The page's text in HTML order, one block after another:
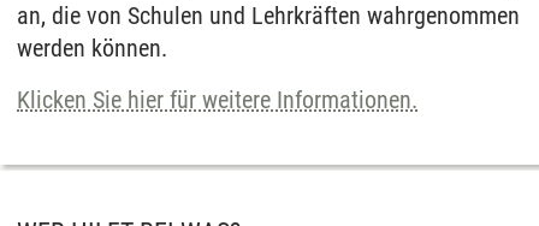
an, die von Schulen und Lehrkräften wahrgenommen
werden können.
Klicken Sie hier für weitere Informationen.